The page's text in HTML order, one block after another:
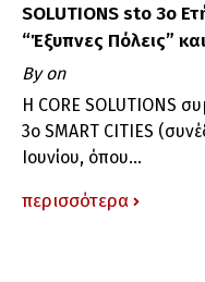
SOLUTIONS sto 3o
“Έξυπνες Πόλεις”
Byon
Η CORE SOLUTIONS
3ο SMART CITIES
Ιουνίου, όπου...
περισσότερα